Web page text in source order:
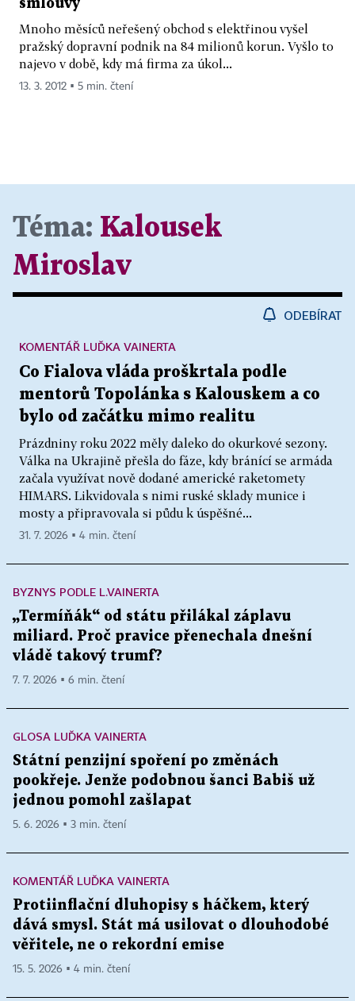
smlouvy
Mnoho měsíců neřešený obchod s elektřinou vyšel
pražský dopravní podnik na 84 milionů korun. Vyšlo to
najevo v době, kdy má firma za úkol...
13. 3. 2012 ▪ 5 min. čtení
Téma: Kalousek
Miroslav
ODEBÍRAT
Co Fialova vláda proškrtala podle
mentorů Topolánka s Kalouskem a co
bylo od začátku mimo realitu
Prázdniny roku 2022 měly daleko do okurkové sezony.
Válka na Ukrajině přešla do fáze, kdy bránící se armáda
začala využívat nově dodané americké raketomety
HIMARS. Likvidovala s nimi ruské sklady munice i
mosty a připravovala si půdu k úspěšné...
KOMENTÁŘ LUĎKA VAINERTA
31. 7. 2026 ▪ 4 min. čtení
BYZNYS PODLE L.VAINERTA
„Termíňák“ od státu přilákal záplavu
miliard. Proč pravice přenechala dnešní
vládě takový trumf?
7. 7. 2026 ▪ 6 min. čtení
GLOSA LUĎKA VAINERTA
Státní penzijní spoření po změnách
pookřeje. Jenže podobnou šanci Babiš už
jednou pomohl zašlapat
5. 6. 2026 ▪ 3 min. čtení
KOMENTÁŘ LUĎKA VAINERTA
Protiinflační dluhopisy s háčkem, který
dává smysl. Stát má usilovat o dlouhodobé
věřitele, ne o rekordní emise
15. 5. 2026 ▪ 4 min. čtení